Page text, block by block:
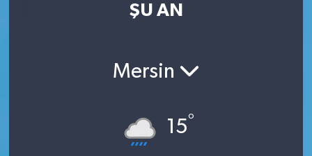
ŞU AN
Mersin
15°